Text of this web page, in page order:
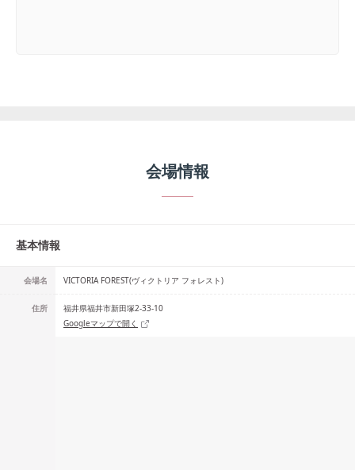
会場情報
基本情報
会場名 VICTORIA FOREST(ヴィクトリア フォレスト)
住所
福井県福井市新田塚2-33-10
Googleマップで開く